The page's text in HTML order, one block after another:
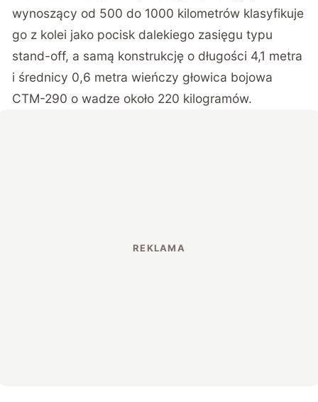
wynoszący od 500 do 1000 kilometrów klasyfikuje
go z kolei jako pocisk dalekiego zasięgu typu
stand-off, a samą konstrukcję o długości 4,1 metra
i średnicy 0,6 metra wieńczy głowica bojowa
CTM-290 o wadze około 220 kilogramów.